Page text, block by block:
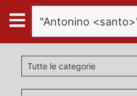
Digital
Humanities
Donazioni